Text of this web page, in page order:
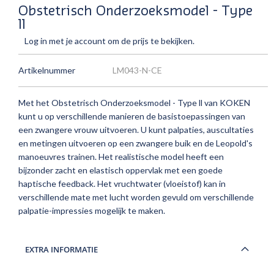
Obstetrisch Onderzoeksmodel - Type
ll
Log in met je account om de prijs te bekijken.
Artikelnummer LM043-N-CE
Met het Obstetrisch Onderzoeksmodel - Type ll van KOKEN
kunt u op verschillende manieren de basistoepassingen van
een zwangere vrouw uitvoeren. U kunt palpaties, auscultaties
en metingen uitvoeren op een zwangere buik en deLeopold's
manoeuvres trainen.Het realistische model heeft een
bijzonder zacht en elastisch oppervlak met een goede
haptische feedback. Het vruchtwater (vloeistof) kan in
verschillende mate met lucht worden gevuld om verschillende
palpatie-impressies mogelijk te maken.
EXTRA INFORMATIE